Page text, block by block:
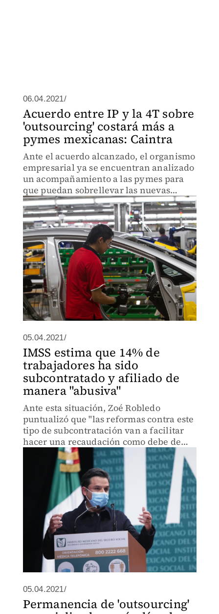
06.04.2021/
Acuerdo entre IP y la 4T sobre
'outsourcing' costará más a
pymes mexicanas: Caintra
Ante el acuerdo alcanzado, el organismo
empresarial ya se encuentran analizado
un acompañamiento a las pymes para
que puedan sobrellevar las nuevas
regulaciones.
05.04.2021/
IMSS estima que 14% de
trabajadores ha sido
subcontratado y afiliado de
manera "abusiva"
Ante esta situación, Zoé Robledo
puntualizó que "las reformas contra este
tipo de subcontratación van a facilitar
hacer una recaudación como debe de
05.04.2021/
Permanencia de 'outsourcing'